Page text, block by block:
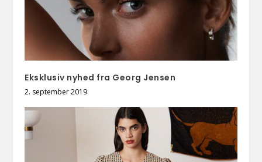
Eksklusiv nyhed fra Georg Jensen
2. september 2019